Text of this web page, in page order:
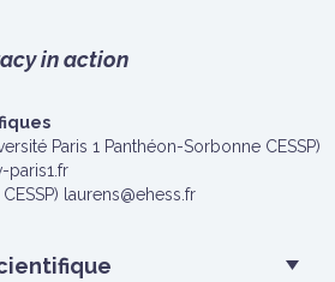
in action
Paris 1 Panthéon-Sorbonne CESSP)
paris1.fr
laurens@ehess.fr